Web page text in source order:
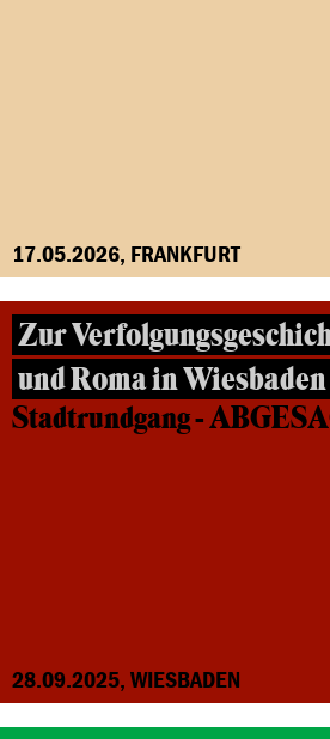
17.05.2026, FRANKFURT
Zur
und Roma in Wiesbaden
Stadtrundgang -
28.09.2025, WIESBADEN